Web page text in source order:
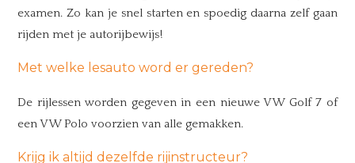
examen. Zo kan je snel starten en spoedig daarna zelf gaan
rijden met je autorijbewijs!
Met welke lesauto word er gereden?
De rijlessen worden gegeven in een nieuwe VW Golf 7 of
een VW Polo voorzien van alle gemakken.
Krijg ik altijd dezelfde rijinstructeur?